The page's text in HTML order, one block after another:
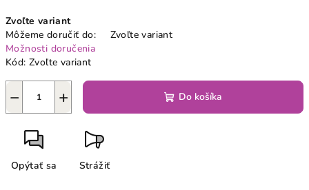
cena:
Zvoľte variant
Môžeme doručiť do:
Zvoľte variant
Možnosti doručenia
Kód: Zvoľte variant
+
− Do košíka
Opýtať sa Strážiť